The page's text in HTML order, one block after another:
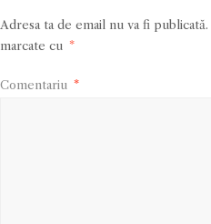
Adresa ta de email nu va fi publicată.
marcate cu *
Comentariu *